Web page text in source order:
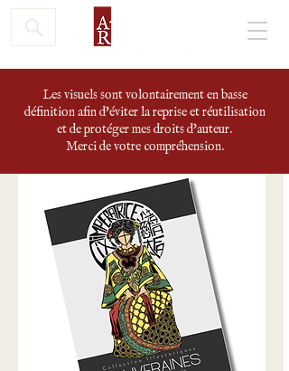
Les visuels sont volontairement en basse
définition afin d'éviter la reprise et réutilisation
et de protéger mes droits d'auteur.
Merci de votre compréhension.